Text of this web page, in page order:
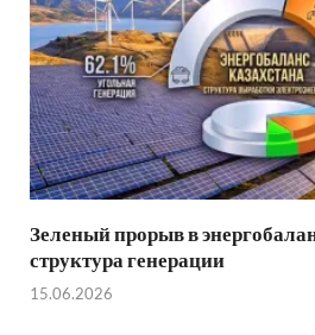
Зеленый прорыв в
структура генерации
15.06.2026